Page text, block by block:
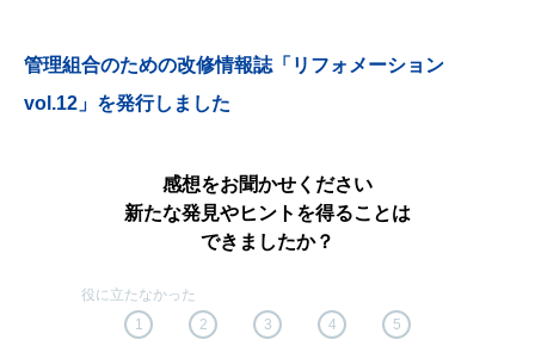
管理組合のための改修情報誌「リフォメーション
vol.12」を発行しました
感想をお聞かせください
新たな発見やヒントを得ることは
できましたか？
1 2 3 4 5